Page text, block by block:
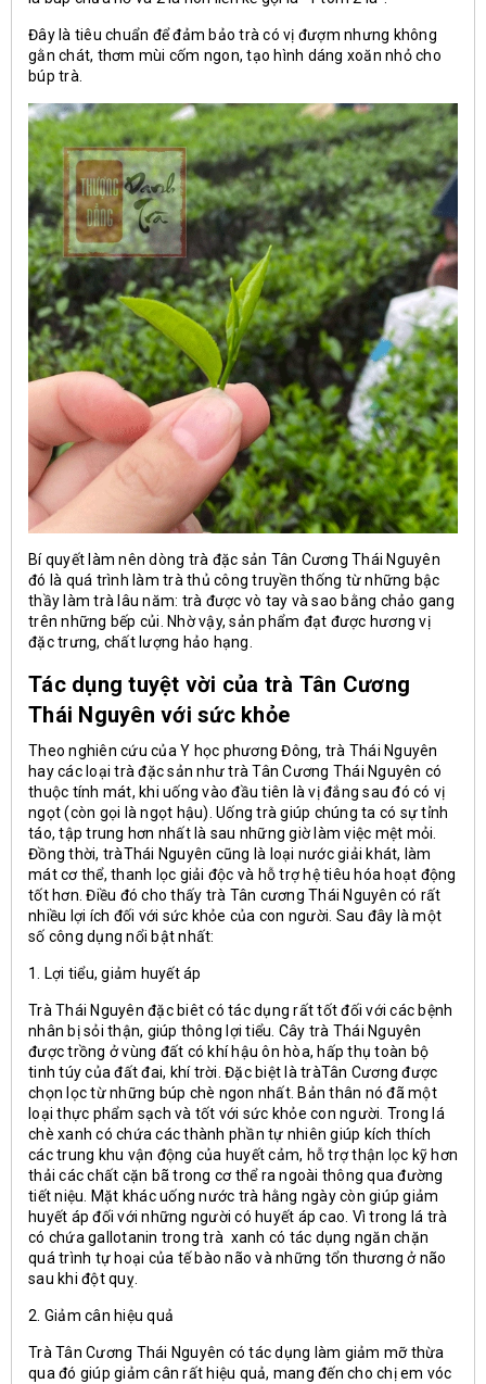
Đây là tiêu chuẩn để đảm bảo trà có vị đượm nhưng không
gằn chát, thơm mùi cốm ngon, tạo hình dáng xoăn nhỏ cho
búp trà.
Bí quyết làm nên dòng trà đặc sản Tân Cương Thái Nguyên
đó là quá trình làm trà thủ công truyền thống từ những bậc
thầy làm trà lâu năm: trà được vò tay và sao bằng chảo gang
trên những bếp củi. Nhờ vậy, sản phẩm đạt được hương vị
đặc trưng, chất lượng hảo hạng.
Tác dụng tuyệt vời của trà Tân Cương
Thái Nguyên với sức khỏe
Theo nghiên cứu của Y học phương Đông, trà Thái Nguyên
hay các loại trà đặc sản như trà Tân Cương Thái Nguyên có
thuộc tính mát, khi uống vào đầu tiên là vị đắng sau đó có vị
ngọt (còn gọi là ngọt hậu). Uống trà giúp chúng ta có sự tỉnh
táo, tập trung hơn nhất là sau những giờ làm việc mệt mỏi.
Đồng thời, tràThái Nguyên cũng là loại nước giải khát, làm
mát cơ thể, thanh lọc giải độc và hỗ trợ hệ tiêu hóa hoạt động
tốt hơn. Điều đó cho thấy trà Tân cương Thái Nguyên có rất
nhiều lợi ích đối với sức khỏe của con người. Sau đây là một
số công dụng nổi bật nhất:
1. Lợi tiểu, giảm huyết áp
Trà Thái Nguyên đặc biêt có tác dụng rất tốt đối với các bệnh
nhân bị sỏi thận, giúp thông lợi tiểu. Cây trà Thái Nguyên
được trồng ở vùng đất có khí hậu ôn hòa, hấp thụ toàn bộ
tinh túy của đất đai, khí trời. Đặc biệt là tràTân Cương được
chọn lọc từ những búp chè ngon nhất. Bản thân nó đã một
loại thực phẩm sạch và tốt với sức khỏe con người. Trong lá
chè xanh có chứa các thành phần tự nhiên giúp kích thích
các trung khu vận động của huyết cảm, hỗ trợ thận lọc kỹ hơn
thải các chất cặn bã trong cơ thể ra ngoài thông qua đường
tiết niệu. Mặt khác uống nước trà hằng ngày còn giúp giảm
huyết áp đối với những người có huyết áp cao. Vì trong lá trà
có chứa gallotanin trong trà xanh có tác dụng ngăn chặn
quá trình tự hoại của tế bào não và những tổn thương ở não
sau khi đột quỵ.
2. Giảm cân hiệu quả
Trà Tân Cương Thái Nguyên có tác dụng làm giảm mỡ thừa
qua đó giúp giảm cân rất hiệu quả, mang đến cho chị em vóc